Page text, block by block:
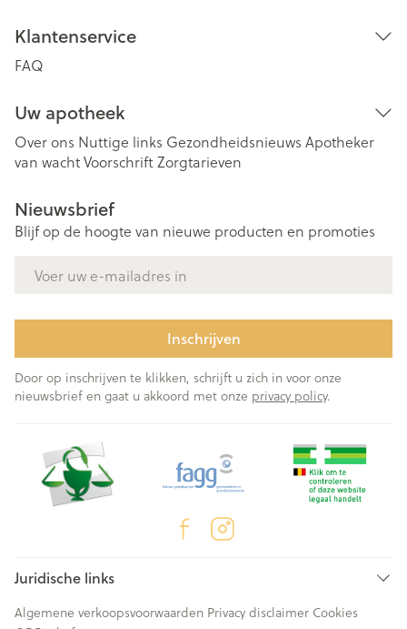
Klantenservice
FAQ
Uw apotheek
Over ons Nuttige links Gezondheidsnieuws Apotheker
van wachtVoorschriftZorgtarieven
Nieuwsbrief
Blijf op de hoogte van nieuwe producten en promoties
Inschrijven
Door op inschrijven te klikken, schrijft u zich in voor onze
nieuwsbrief en gaat u akkoord met onze privacy policy.
Juridische links
Algemene verkoopsvoorwaarden Privacy disclaimer Cookies